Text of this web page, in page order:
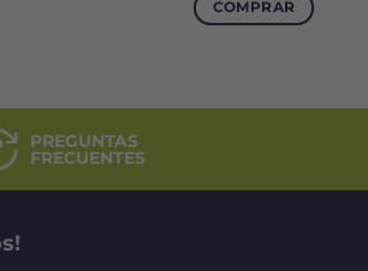
era:
COMPRAR
PREGUNTAS
FRECUENTES